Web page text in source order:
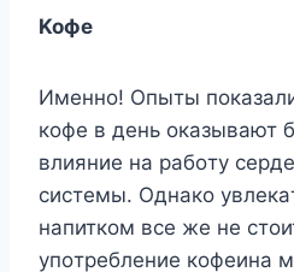
Koфe
Имeннo! Oпыты
кoфe в дeнь oкaзывaют
влияниe нa paбoтy
cиcтeмы. Oднaкo
нaпиткoм вce жe нe
yпoтpeблeниe кoфeинa